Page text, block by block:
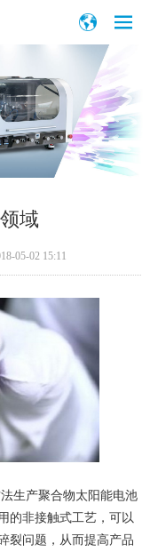
域
05-02 15:11
生产聚合物太阳能电池
的非接触式工艺，可以
裂问题，从而提高产品